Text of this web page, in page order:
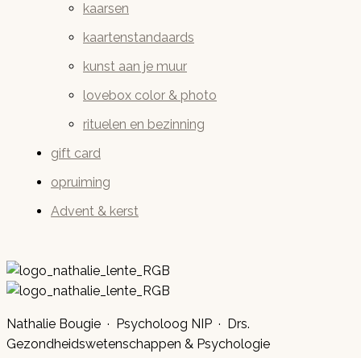
kaarsen
kaartenstandaards
kunst aan je muur
lovebox color & photo
rituelen en bezinning
gift card
opruiming
Advent & kerst
Nathalie Bougie · Psycholoog NIP · Drs.
Gezondheidswetenschappen & Psychologie